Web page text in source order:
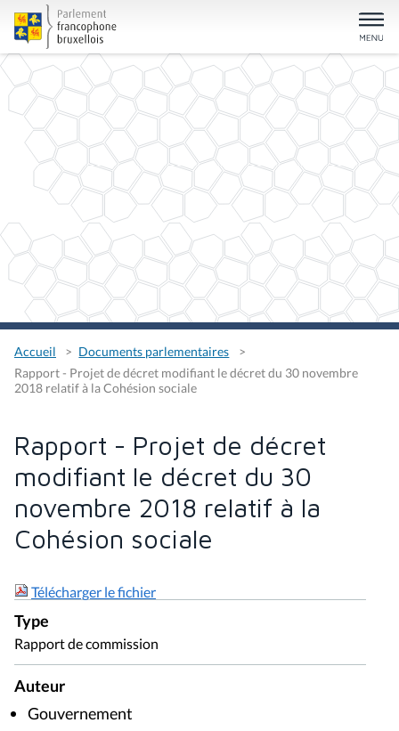
Accueil
Documents parlementaires
Rapport - Projet de décret modifiant le décret du 30 novembre
2018 relatif à la Cohésion sociale
Rapport - Projet de décret
modifiant le décret du 30
novembre 2018 relatif à la
Cohésion sociale
Télécharger le fichier
Type
Rapport de commission
Auteur
Gouvernement